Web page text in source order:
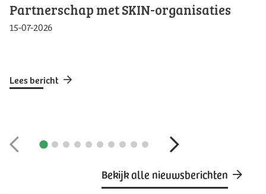
Partnerschap met SKIN-organisaties
15-07-2026
Lees bericht
Bekijk alle nieuwsberichten